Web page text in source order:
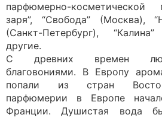
парфюмерно-косметической
заря”, “Свобода” (Москва),
(Санкт-Петербург),
другие.
С древних времен
благовониями. В Европу
попали из стран
парфюмерии в Европе
Франции. Душистая вода